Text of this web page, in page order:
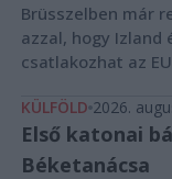
Brüsszelben már
azzal, hogy Izland
csatlakozhat az
KÜLFÖLD 2026.
Első katonai
Béketanácsa